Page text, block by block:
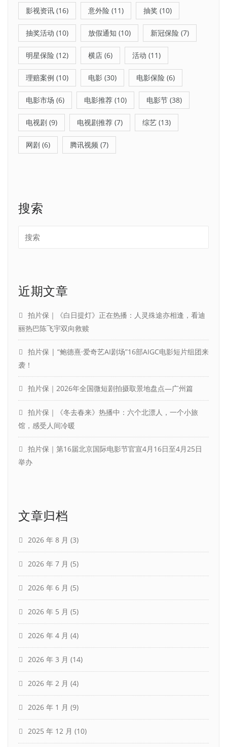
影视资讯 (16) 意外险 (11) 抽奖 (10)
抽奖活动 (10) 放假通知 (10) 新冠保险 (7)
明星保险 (12) 横店 (6) 活动 (11)
理赔案例 (10) 电影 (30) 电影保险 (6)
电影市场 (6) 电影推荐 (10) 电影节 (38)
电视剧 (9) 电视剧推荐 (7) 综艺 (13)
网剧 (6) 腾讯视频 (7)
搜索
近期文章
拍片保｜《白日提灯》正在热播：人灵殊途亦相逢，看迪
丽热巴陈飞宇双向救赎
拍片保 | “鲍德熹·爱奇艺AI剧场”16部AIGC电影短片组团来
袭！
拍片保｜2026年全国微短剧拍摄取景地盘点—广州篇
拍片保｜《冬去春来》热播中：六个北漂人，一个小旅
馆，感受人间冷暖
拍片保｜第16届北京国际电影节官宣4月16日至4月25日
举办
文章归档
2026 年 8 月 (3)
2026 年 7 月 (5)
2026 年 6 月 (5)
2026 年 5 月 (5)
2026 年 4 月 (4)
2026 年 3 月 (14)
2026 年 2 月 (4)
2026 年 1 月 (9)
2025 年 12 月 (10)